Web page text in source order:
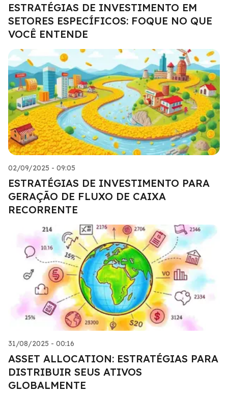
ESTRATÉGIAS DE INVESTIMENTO EM
SETORES ESPECÍFICOS: FOQUE NO QUE
VOCÊ ENTENDE
02/09/2025 - 09:05
ESTRATÉGIAS DE INVESTIMENTO PARA
GERAÇÃO DE FLUXO DE CAIXA
RECORRENTE
31/08/2025 - 00:16
ASSET ALLOCATION: ESTRATÉGIAS PARA
DISTRIBUIR SEUS ATIVOS
GLOBALMENTE